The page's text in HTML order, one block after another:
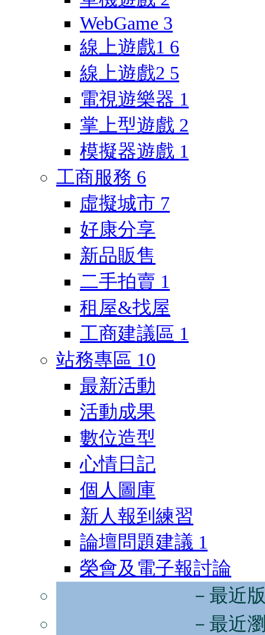
WebGame 3
線上遊戲1 6
線上遊戲2 5
電視遊樂器 1
掌上型遊戲 2
模擬器遊戲 1
工商服務 6
虛擬城市 7
好康分享
新品販售
二手拍賣 1
租屋&找屋
工商建議區 1
站務專區 10
最新活動
活動成果
數位造型
心情日記
個人圖庫
新人報到練習
論壇問題建議 1
榮會及電子報討論
－最近
－最近